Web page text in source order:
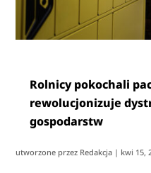
Rolnicy pokochali
rewolucjonizuje
gospodarstw
utworzone przez Redakcja | kwi 15,